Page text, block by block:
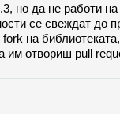
но да не работи
се свеждат до
на
им отвориш pull